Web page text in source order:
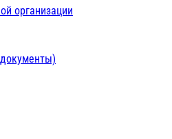
организации